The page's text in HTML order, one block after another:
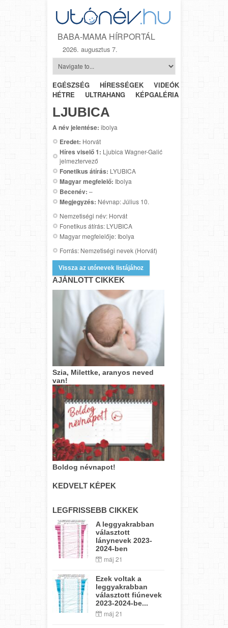
BABA-MAMA HÍRPORTÁL
2026. augusztus 7.
EGÉSZSÉG HÍRESSÉGEK VIDEÓK
HÉTRŐL-
HÉTRE
ULTRAHANG KÉPGALÉRIA
LJUBICA
A név jelentése: ibolya
Eredet: Horvát
Híres viselő 1: Ljubica Wagner-Galić
jelmeztervező
Fonetikus átírás: LYUBICA
Magyar megfelelő: Ibolya
Becenév: –
Megjegyzés: Névnap: Július 10.
Nemzetiségi név: Horvát
Fonetikus átírás: LYUBICA
Magyar megfelelője: Ibolya
Forrás: Nemzetiségi nevek (Horvát)
Vissza az utónevek listájához
AJÁNLOTT CIKKEK
Szia, Milettke, aranyos neved
van!
Boldog névnapot!
KEDVELT KÉPEK
LEGFRISSEBB CIKKEK
A leggyakrabban
választott
lánynevek 2023-
2024-ben
máj 21
Ezek voltak a
leggyakrabban
választott fiúnevek
2023-2024-be...
máj 21